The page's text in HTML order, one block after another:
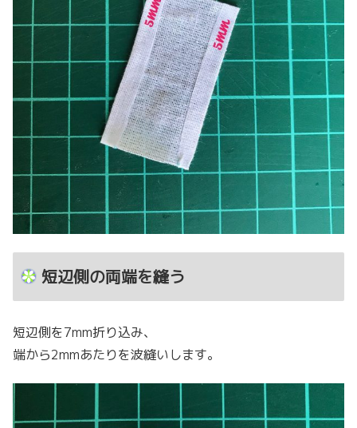
短辺側の両端を縫う
短辺側を7mm折り込み、
端から2mmあたりを波縫いします。